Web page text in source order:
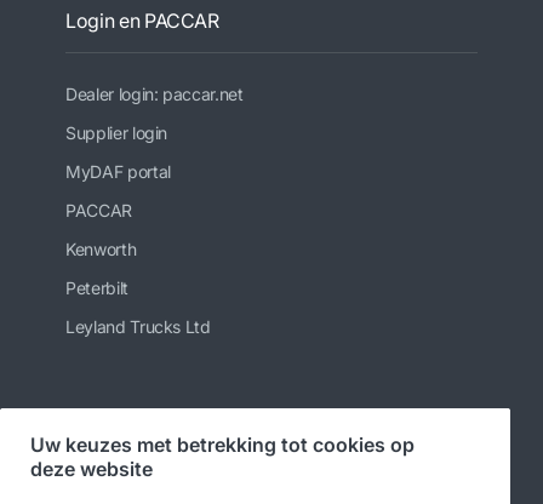
Login en PACCAR
Dealer login: paccar.net
Supplier login
MyDAF portal
PACCAR
Kenworth
Peterbilt
Leyland Trucks Ltd
Volg ons
Uw keuzes met betrekking tot cookies op
deze website